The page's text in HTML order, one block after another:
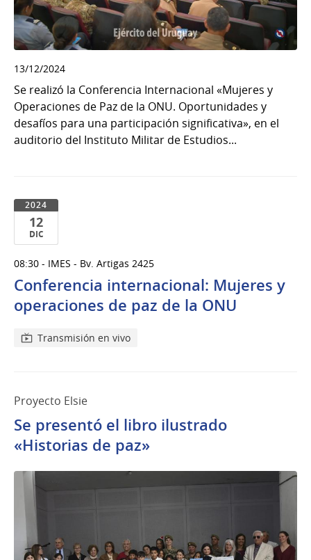
13/12/2024
Se realizó la Conferencia Internacional «Mujeres y
Operaciones de Paz de la ONU. Oportunidades y
desafíos para una participación significativa», en el
auditorio del Instituto Militar de Estudios...
2024
12
DIC
de
Dic
del
2024
08:30 - IMES - Bv. Artigas 2425
Conferencia internacional: Mujeres y
operaciones de paz de la ONU
Transmisión en vivo
Proyecto Elsie
Se presentó el libro ilustrado
«Historias de paz»